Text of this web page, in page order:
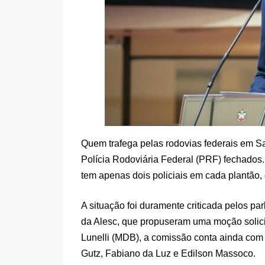
Quem trafega pelas rodovias federais em
Polícia Rodoviária Federal (PRF)
tem apenas dois policiais em cada
A situação foi duramente criticada pelos
da Alesc, que propuseram uma moção
Lunelli (MDB), a comissão conta ainda
Gutz, Fabiano da Luz e Edilson Massoco.